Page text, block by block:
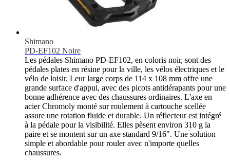
Shimano
PD-EF102 Noire
Les pédales Shimano PD-EF102, en coloris noir, sont des
pédales plates en résine pour la ville, les vélos électriques et le
vélo de loisir. Leur large corps de 114 x 108 mm offre une
grande surface d'appui, avec des picots antidérapants pour une
bonne adhérence avec des chaussures ordinaires. L'axe en
acier Chromoly monté sur roulement à cartouche scellée
assure une rotation fluide et durable. Un réflecteur est intégré
à la pédale pour la visibilité. Elles pèsent environ 310 g la
paire et se montent sur un axe standard 9/16". Une solution
simple et abordable pour rouler avec n'importe quelles
chaussures.